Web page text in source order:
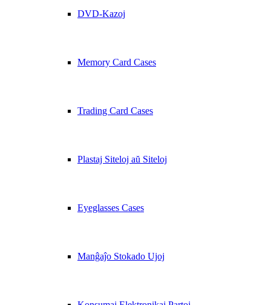
DVD-Kazoj
Memory Card Cases
Trading Card Cases
Plastaj Siteloj aŭ Siteloj
Eyeglasses Cases
Manĝaĵo Stokado Ujoj